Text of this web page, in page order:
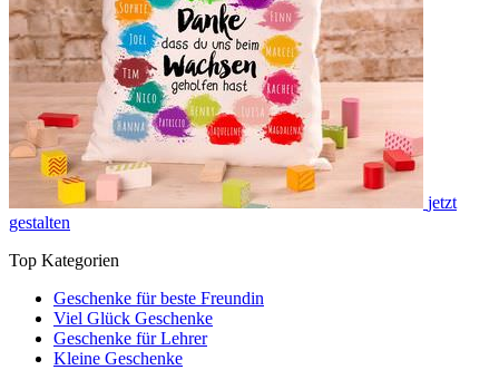
jetzt
gestalten
Top Kategorien
Geschenke für beste Freundin
Viel Glück Geschenke
Geschenke für Lehrer
Kleine Geschenke